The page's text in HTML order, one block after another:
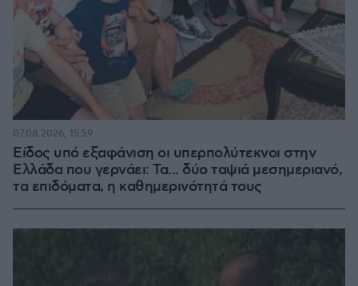
Είδος υπό εξαφάνιση οι υπερπολύτεκνοι στην
Ελλάδα που γερνάει: Τα... δύο ταψιά μεσημεριανό,
τα επιδόματα, η καθημερινότητά τους
07.08.2026, 15:59